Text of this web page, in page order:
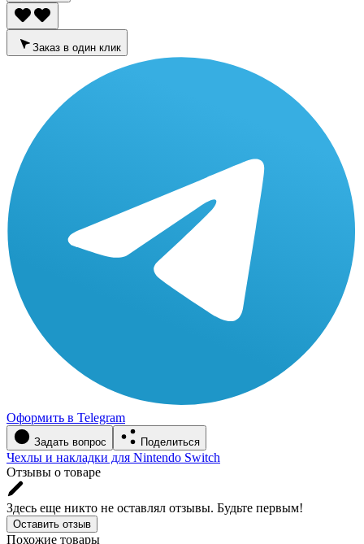
Заказ в один клик
Оформить в Telegram
Задать вопрос Поделиться
Чехлы и накладки для Nintendo Switch
Отзывы о товаре
Здесь еще никто не оставлял отзывы. Будьте первым!
Оставить отзыв
Похожие товары